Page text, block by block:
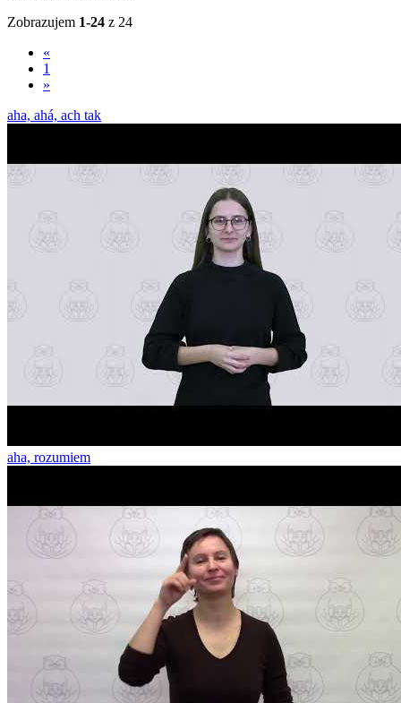
Zobrazujem 1-24 z 24
«
1
»
aha, ahá, ach tak
aha, rozumiem